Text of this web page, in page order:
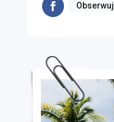
Obserwuj